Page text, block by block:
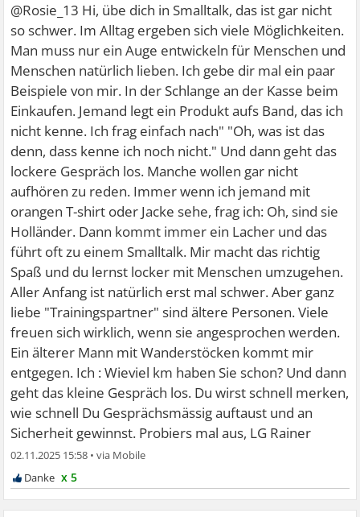
@Rosie_13 Hi, übe dich in Smalltalk, das ist gar nicht
so schwer. Im Alltag ergeben sich viele Möglichkeiten.
Man muss nur ein Auge entwickeln für Menschen und
Menschen natürlich lieben. Ich gebe dir mal ein paar
Beispiele von mir. In der Schlange an der Kasse beim
Einkaufen. Jemand legt ein Produkt aufs Band, das ich
nicht kenne. Ich frag einfach nach" "Oh, was ist das
denn, dass kenne ich noch nicht." Und dann geht das
lockere Gespräch los. Manche wollen gar nicht
aufhören zu reden. Immer wenn ich jemand mit
orangen T-shirt oder Jacke sehe, frag ich: Oh, sind sie
Holländer. Dann kommt immer ein Lacher und das
führt oft zu einem Smalltalk. Mir macht das richtig
Spaß und du lernst locker mit Menschen umzugehen.
Aller Anfang ist natürlich erst mal schwer. Aber ganz
liebe "Trainingspartner" sind ältere Personen. Viele
freuen sich wirklich, wenn sie angesprochen werden.
Ein älterer Mann mit Wanderstöcken kommt mir
entgegen. Ich : Wieviel km haben Sie schon? Und dann
geht das kleine Gespräch los. Du wirst schnell merken,
wie schnell Du Gesprächsmässig auftaust und an
Sicherheit gewinnst. Probiers mal aus, LG Rainer
02.11.2025 15:58 •
x 5